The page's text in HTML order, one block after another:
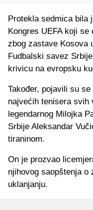
Protekla sedmica bila
Kongres UEFA koji se
zbog zastave Kosova
Fudbalski savez
krivicu na evropsku
Također, pojavili su
najvećih tenisera svih
legendarnog Milojka
Srbije Aleksandar
tiraninom.
On je prozvao
njihovog saopštenja o
uklanjanju.